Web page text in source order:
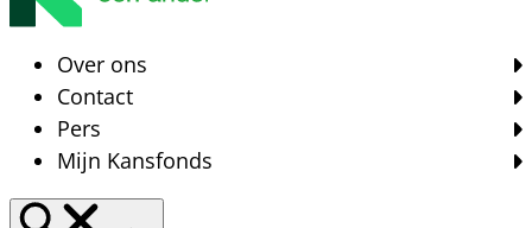
Over ons
Contact
Pers
Mijn Kansfonds